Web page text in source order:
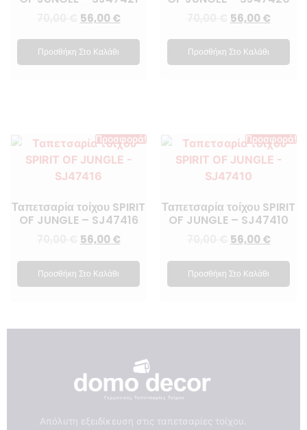
56,00€
Προσθήκη Στο Καλάθι
56,00€
Προσθήκη Στο Καλάθι
Προσφορά!
Ταπετσαρία τοίχου SPIRIT
OF JUNGLE – SJ47416
56,00€
Προσθήκη Στο Καλάθι
Προσφορά!
Ταπετσαρία τοίχου SPIRIT
OF JUNGLE – SJ47410
56,00€
Προσθήκη Στο Καλάθι
Απόλυτη εξειδίκευση στις ταπετσαρίες τοίχου.